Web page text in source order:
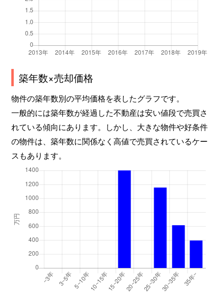
築年数×売却価格
物件の築年数別の平均価格を表したグラフです。
一般的には築年数が経過した不動産は安い値段で売買さ
れている傾向にあります。しかし、大きな物件や好条件
の物件は、築年数に関係なく高値で売買されているケー
スもあります。